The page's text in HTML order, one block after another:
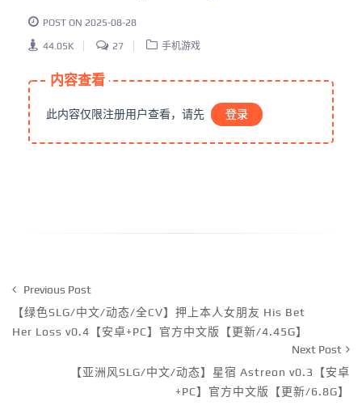
POST ON 2025-08-28
44.05K 27 手机游戏
内容查看
此内容仅限注册用户查看，请先 登录
Previous Post
【绿色SLG/中文/动态/全CV】押上本人女朋友 His Bet
Her Loss v0.4【安卓+PC】官方中文版【更新/4.45G】
Next Post
【亚洲风SLG/中文/动态】星宿 Astreon v0.3【安卓
+PC】官方中文版【更新/6.8G】